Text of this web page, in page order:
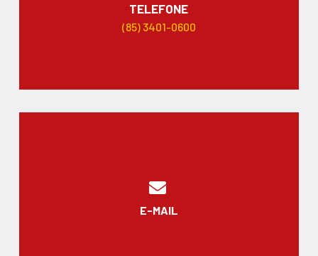
TELEFONE
(85) 3401-0600
E-MAIL